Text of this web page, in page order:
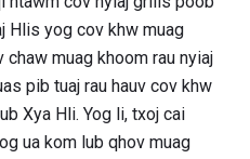
Hlis yog cov khw muag
muag khoom rau nyiaj
pib tuaj rau hauv cov khw
Xya Hli. Yog li, txoj cai
ua kom lub qhov muag